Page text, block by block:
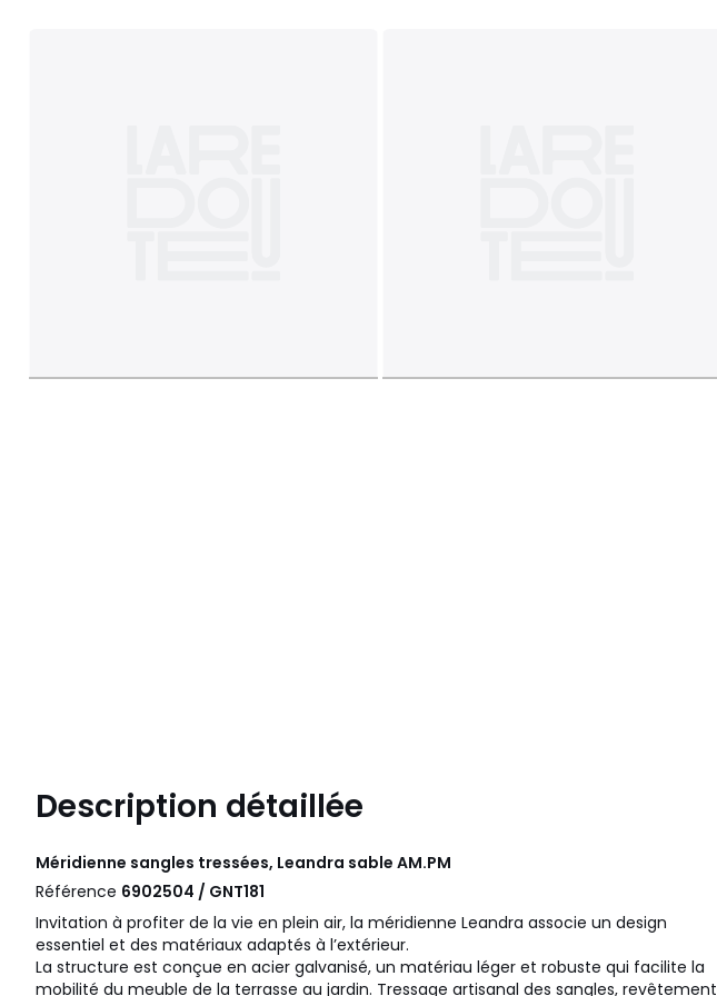
Description détaillée
Méridienne sangles tressées, Leandra sable AM.PM
Référence 6902504 / GNT181
Invitation à profiter de la vie en plein air, la méridienne Leandra associe un design
essentiel et des matériaux adaptés à l’extérieur.
La structure est conçue en acier galvanisé, un matériau léger et robuste qui facilite la
mobilité du meuble de la terrasse au jardin. Tressage artisanal des sangles, revêtement